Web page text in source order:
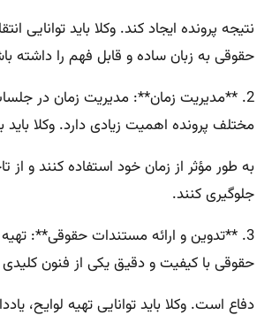
نتیجه پرونده ایجاد کند. وکلا باید توانایی
حقوقی به زبان ساده و قابل فهم را داشته
2. **مدیریت زمان**: مدیریت زمان در
مختلف پرونده اهمیت زیادی دارد. وکلا باید
به طور مؤثر از زمان خود استفاده کنند و از
جلوگیری کنند.
3. **تدوین و ارائه مستندات حقوقی**:
حقوقی با کیفیت و دقیق یکی از فنون کلیدی
دفاع است. وکلا باید توانایی تهیه لوایح،